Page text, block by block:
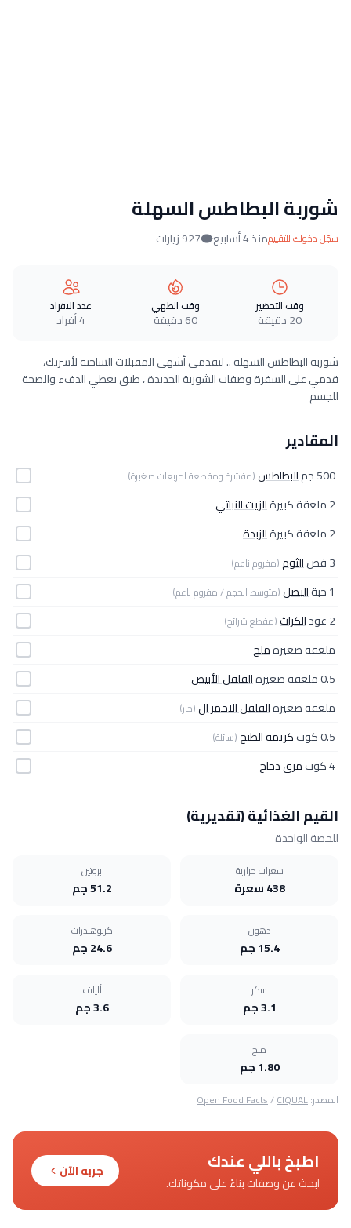
شوربة البطاطس السهلة
سجّل دخولك للتقييممنذ 4 أسابيع 927 زيارات
وقت التحضير
20 دقيقة
وقت الطهي
60 دقيقة
عدد الافراد
4 أفراد
شوربة البطاطس السهلة .. لتقدمي أشهى المقبلات الساخنة لأسرتك،
قدمي على السفرة وصفات الشوربة الجديدة ، طبق يعطي الدفء والصحة
للجسم
المقادير
500 جم البطاطس(مقشرة ومقطعة لمربعات صغيرة)
2 ملعقة كبيرة
الزيت النباتي
2 ملعقة كبيرة
الزبدة
3 فص
الثوم(مفروم ناعم)
1 حبة البصل(متوسط الحجم / مفروم ناعم)
2 عود الكراث(مقطع شرائح)
ملعقة صغيرةملح
0.5 ملعقة صغيرة
الفلفل الأبيض
ملعقة صغيرةالفلفل الاحمر ال(حار)
0.5 كوب كريمة الطبخ(سائلة)
4 كوب مرق دجاج
القيم الغذائية (تقديرية)
للحصة الواحدة
سعرات حرارية
438 سعرة
بروتين
51.2 جم
دهون
15.4 جم
كربوهيدرات
24.6 جم
سكر
3.1 جم
ألياف
3.6 جم
ملح
1.80 جم
المصدر: Open Food Facts/CIQUAL
اطبخ باللي عندك
ابحث عن وصفات بناءً على مكوناتك.
جربه الآن